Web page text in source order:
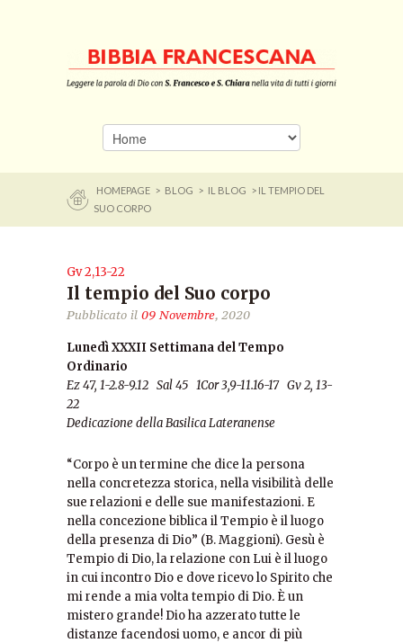
HOMEPAGE > BLOG > IL BLOG
> IL TEMPIO DEL
SUO CORPO
Gv 2,13-22
Il tempio del Suo corpo
Pubblicato il 09 Novembre, 2020
Lunedì XXXII Settimana del Tempo
Ordinario
Ez 47, 1-2.8-9.12 Sal 45 1Cor 3,9-11.16-17 Gv 2, 13-
22
Dedicazione della Basilica Lateranense
“Corpo è un termine che dice la persona
nella concretezza storica, nella visibilità delle
sue relazioni e delle sue manifestazioni. E
nella concezione biblica il Tempio è il luogo
della presenza di Dio” (B. Maggioni). Gesù è
Tempio di Dio, la relazione con Lui è il luogo
in cui incontro Dio e dove ricevo lo Spirito che
mi rende a mia volta tempio di Dio. È un
mistero grande! Dio ha azzerato tutte le
distanze facendosi uomo, e ancor di più